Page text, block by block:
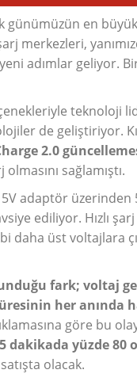
günümüzün en
merkezleri,
adımlar geliyor.
teknoloji
de geliştiriyor.
2.0
sağlamıştı.
adaptör üzerinden
ediliyor. Hızlı
üst voltajlara
fark; voltaj
her anında
göre bu
dakikada yüzde 80
olacak.